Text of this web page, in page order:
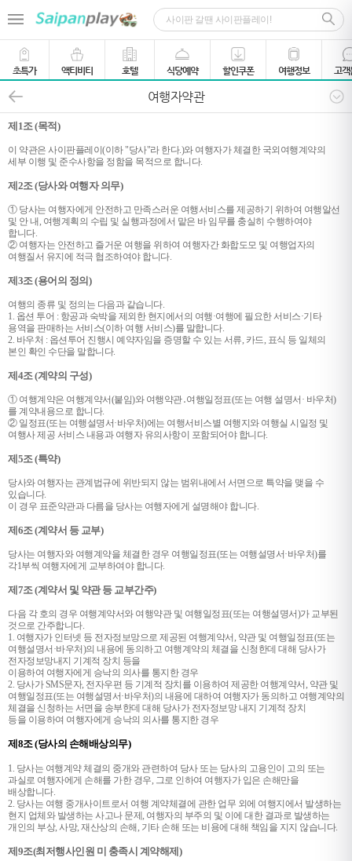
초특가 액티비티 호텔 식당예약 할인쿠폰 여행정보 고객
여행자약관
제1조 (목적)
이 약관은 사이판플레이(이하 "당사"라 한다.)와 여행자가 체결한 국외여행계약의
세부 이행 및 준수사항을 정함을 목적으로 합니다.
제2조 (당사와 여행자 의무)
① 당사는 여행자에게 안전하고 만족스러운 여행서비스를 제공하기 위하여 여행알선
및 안 내, 여행계획의 수립 및 실행과정에서 맡은 바 임무를 충실히 수행하여야
합니다.
② 여행자는 안전하고 즐거운 여행을 위하여 여행자간 화합도모 및 여행업자의
여행질서 유지에 적극 협조하여야 합니다.
제3조 (용어의 정의)
여행의 종류 및 정의는 다음과 같습니다.
1. 옵션 투어 : 항공과 숙박을 제외한 현지에서의 여행·여행에 필요한 서비스·기타
용역을 판매하는 서비스(이하 여행 서비스)를 말합니다.
2. 바우처 : 옵션투어 진행시 예약자임을 증명할 수 있는 서류, 카드, 표식 등 일체의
본인 확인 수단을 말합니다.
제4조 (계약의 구성)
① 여행계약은 여행계약서(붙임)와 여행약관․여행일정표(또는 여행 설명서· 바우처)
를 계약내용으로 합니다.
② 일정표(또는 여행설명서·바우처)에는 여행서비스별 여행지와 여행실 시일정 및
여행사 제공 서비스 내용과 여행자 유의사항이 포함되어야 합니다.
제5조 (특약)
당사와 여행자는 관계법규에 위반되지 않는 범위내에서 서면으로 특약을 맺을 수
있습니다.
이 경우 표준약관과 다름을 당사는 여행자에게 설명해야 합니다.
제6조 (계약서 등 교부)
당사는 여행자와 여행계약을 체결한 경우 여행일정표(또는 여행설명서·바우처)를
각1부씩 여행자에게 교부하여야 합니다.
제7조 (계약서 및 약관 등 교부간주)
다음 각 호의 경우 여행계약서와 여행약관 및 여행일정표(또는 여행설명서)가 교부된
것으로 간주합니다.
1. 여행자가 인터넷 등 전자정보망으로 제공된 여행계약서, 약관 및 여행일정표(또는
여행설명서·바우처)의 내용에 동의하고 여행계약의 체결을 신청한데 대해 당사가
전자정보망내지 기계적 장치 등을
이용하여 여행자에게 승낙의 의사를 통지한 경우
2. 당사가 SMS문자, 전자우편 등 기계적 장치를 이용하여 제공한 여행계약서, 약관 및
여행일정표(또는 여행설명서·바우처)의 내용에 대하여 여행자가 동의하고 여행계약의
체결을 신청하는 서면을 송부한데 대해 당사가 전자정보망 내지 기계적 장치
등을 이용하여 여행자에게 승낙의 의사를 통지한 경우
제8조 (당사의 손해배상의무)
1. 당사는 여행계약 체결의 중개와 관련하여 당사 또는 당사의 고용인이 고의 또는
과실로 여행자에게 손해를 가한 경우, 그로 인하여 여행자가 입은 손해만을
배상합니다.
2. 당사는 여행 중개사이트로서 여행 계약체결에 관한 업무 외에 여행지에서 발생하는
현지 업체와 발생하는 사고나 문제, 여행자의 부주의 및 이에 대한 결과로 발생하는
개인의 부상, 사망, 재산상의 손해, 기타 손해 또는 비용에 대해 책임을 지지 않습니다.
제9조(최저행사인원 미 충족시 계약해제)